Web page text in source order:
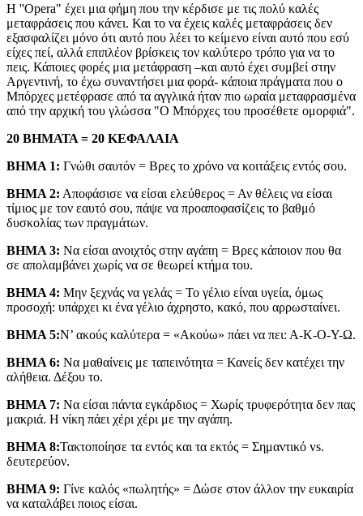
Η ''Opera" έχει μια φήμη που την κέρδισε με τις πολύ καλές
μεταφράσεις που κάνει. Και το να έχεις καλές μεταφράσεις δεν
εξασφαλίζει μόνο ότι αυτό που λέει το κείμενο είναι αυτό που εσύ
είχες πεί, αλλά επιπλέον βρίσκεις τον καλύτερο τρόπο για να το
πεις. Κάποιες φορές μια μετάφραση –και αυτό έχει συμβεί στην
Αργεντινή, το έχω συναντήσει μια φορά- κάποια πράγματα που ο
Μπόρχες μετέφρασε από τα αγγλικά ήταν πιο ωραία μεταφρασμένα
από την αρχική του γλώσσα "Ο Μπόρχες του προσέθετε ομορφιά".
20 ΒΗΜΑΤΑ = 20 ΚΕΦΑΛΑΙΑ
ΒΗΜΑ 1: Γνώθι σαυτόν = Βρες το χρόνο να κοιτάξεις εντός σου.
ΒΗΜΑ 2: Αποφάσισε να είσαι ελεύθερος = Αν θέλεις να είσαι
τίμιος με τον εαυτό σου, πάψε να προαποφασίζεις το βαθμό
δυσκολίας των πραγμάτων.
ΒΗΜΑ 3: Να είσαι ανοιχτός στην αγάπη = Βρες κάποιον που θα
σε απολαμβάνει χωρίς να σε θεωρεί κτήμα του.
ΒΗΜΑ 4: Μην ξεχνάς να γελάς = Το γέλιο είναι υγεία, όμως
προσοχή: υπάρχει κι ένα γέλιο άχρηστο, κακό, που αρρωσταίνει.
ΒΗΜΑ 5:Ν’ ακούς καλύτερα = «Ακούω» πάει να πει: Α-Κ-Ο-Υ-Ω.
ΒΗΜΑ 6: Να μαθαίνεις με ταπεινότητα = Κανείς δεν κατέχει την
αλήθεια. Δέξου το.
ΒΗΜΑ 7: Να είσαι πάντα εγκάρδιος = Χωρίς τρυφερότητα δεν πας
μακριά. Η νίκη πάει χέρι χέρι με την αγάπη.
ΒΗΜΑ 8:Τακτοποίησε τα εντός και τα εκτός = Σημαντικό vs.
δευτερεύον.
ΒΗΜΑ 9: Γίνε καλός «πωλητής» = Δώσε στον άλλον την ευκαιρία
να καταλάβει ποιος είσαι.